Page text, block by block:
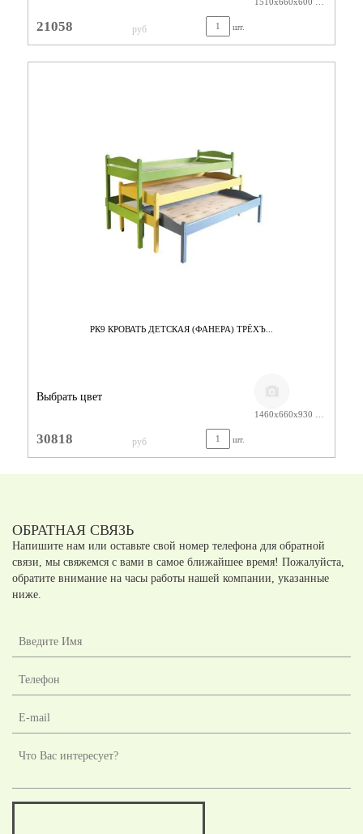
21058 руб шт.
РК9 КРОВАТЬ ДЕТСКАЯ (ФАНЕРА) ТРЁХЪ...
Выбрать цвет
30818 руб шт.
ОБРАТНАЯ СВЯЗЬ
Напишите нам или оставьте свой номер телефона для обратной
связи, мы свяжемся с вами в самое ближайшее время! Пожалуйста,
обратите внимание на часы работы нашей компании, указанные
ниже.